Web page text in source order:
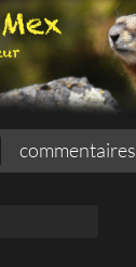
commentaires